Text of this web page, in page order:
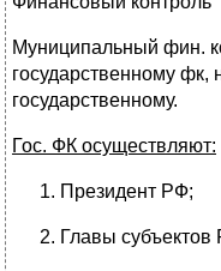
Муниципальный фин.
государственному фк,
государственному.
Гос. ФК осуществляют:
Президент РФ;
Главы субъектов